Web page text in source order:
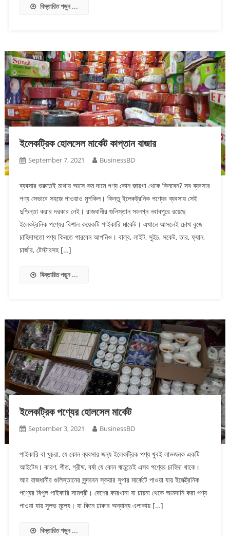
বিস্তারিত পড়ুন ...
ইলেকট্রিক হোলসেল মার্কেট কাপ্তান বাজার
September 7, 2021 BusinessBD
ব্যবসার শুরুতেই মাথায় আসে কম দামে পণ্য কোন জায়গা থেকে কিনবেন? সব ব্যবসার
পণ্য সেভাবে সহজে পাওয়াও মুশকিল। কিন্তু ইলেকট্রনিক পণ্যের ব্যবসায় সেই
দুশ্চিন্তা করার দরকার নেই। রাজধানীর গুলিস্তান সংলগ্ন নবাবপুরে রয়েছে
ইলেকট্রনিক পণ্যের বিশাল কয়েকটি পাইকারি মার্কেট। এখানে আসলেই চোখ বুজে
চাহিদামতো পণ্য কিনতে পারবেন আপনিও। বাল্ব, লাইট, সুইচ, সকেট, তার, ফ্যান,
চার্জার, টেস্টারসহ […]
বিস্তারিত পড়ুন ...
ইলেকট্রিক পণ্যের হোলসেল মার্কেট
September 3, 2021 BusinessBD
পাইকারি বা খুচরা, যে কোন ব্যবসার জন্য ইলেকট্রিক পণ্য খুবই লাভজনক একটি
আইটেম। কারণ, শীত, গ্রীষ্ম, বর্ষা যে কোন ঋতুতেই এসব পণ্যের চাহিদা থাকে।
আর রাজধানীর গুলিস্তানের সুন্দরবন স্কয়ার সুপার মার্কেটে পাওয়া যায় ইলেক্ট্রনিক
পণ্যের বিপুল পাইকারি সামগ্রী। দেশের কারখানা বা চায়না থেকে আমদানি করা পণ্য
পাওয়া যায় সুলভ মূল্যে। যা কিনে ঢাকার অন্যান্য এলাকায় […]
বিস্তারিত পড়ুন ...